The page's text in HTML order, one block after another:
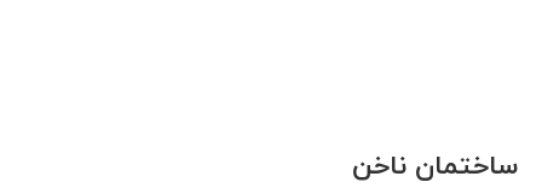
ساختمان ناخن